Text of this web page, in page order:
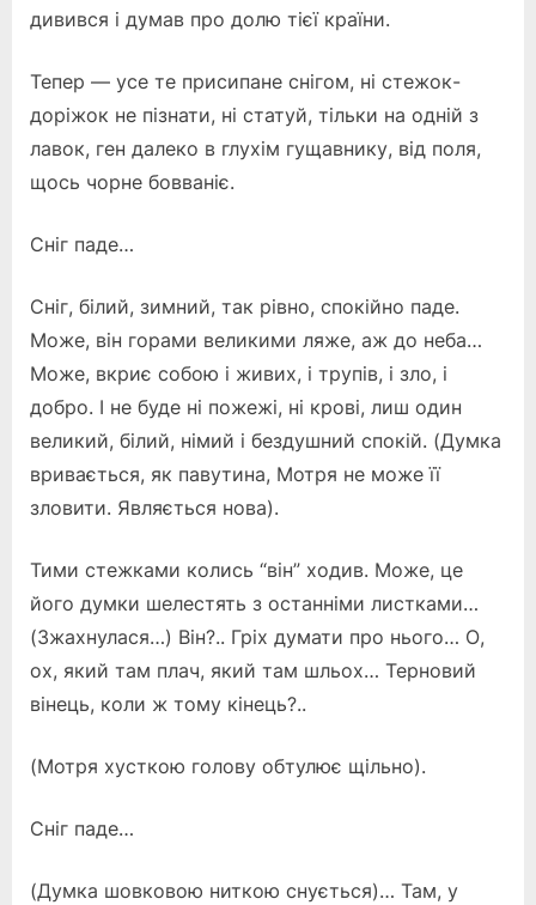
дивився і думав про долю тієї країни.
Тепер — усе те присипане снігом, ні стежок-
доріжок не пізнати, ні статуй, тільки на одній з
лавок, ген далеко в глухім гущавнику, від поля,
щось чорне бовваніє.
Сніг паде…
Сніг, білий, зимний, так рівно, спокійно паде.
Може, він горами великими ляже, аж до неба…
Може, вкриє собою і живих, і трупів, і зло, і
добро. І не буде ні пожежі, ні крові, лиш один
великий, білий, німий і бездушний спокій. (Думка
вривається, як павутина, Мотря не може її
зловити. Являється нова).
Тими стежками колись “він” ходив. Може, це
його думки шелестять з останніми листками…
(Зжахнулася…) Він?.. Гріх думати про нього… О,
ох, який там плач, який там шльох… Терновий
вінець, коли ж тому кінець?..
(Мотря хусткою голову обтулює щільно).
Сніг паде…
(Думка шовковою ниткою снується)… Там, у